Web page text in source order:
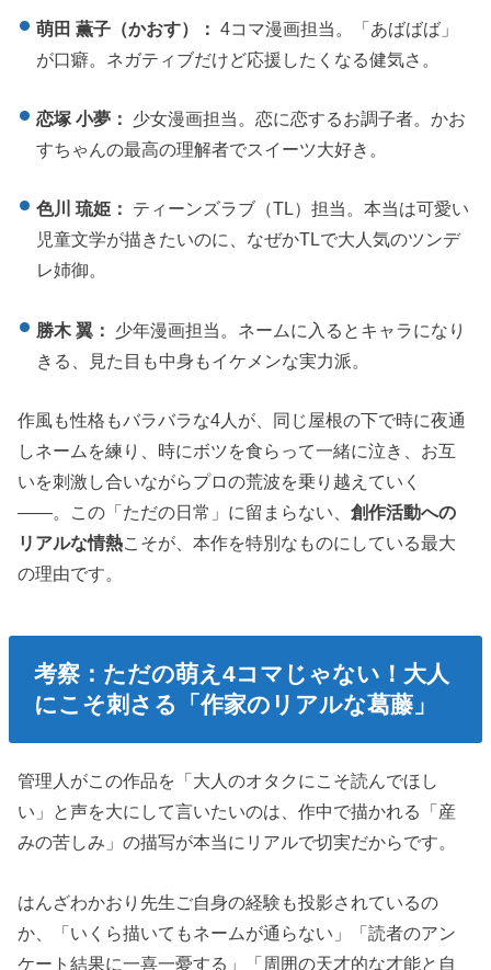
萌田 薫子（かおす）： 4コマ漫画担当。「あばばば」
が口癖。ネガティブだけど応援したくなる健気さ。
恋塚 小夢：
少女漫画担当。恋に恋するお調子者。かお
すちゃんの最高の理解者でスイーツ大好き。
色川 琉姫：
ティーンズラブ（TL）担当。本当は可愛い
児童文学が描きたいのに、なぜかTLで大人気のツンデ
レ姉御。
勝木 翼：
少年漫画担当。ネームに入るとキャラになり
きる、見た目も中身もイケメンな実力派。
作風も性格もバラバラな4人が、同じ屋根の下で時に夜通
しネームを練り、時にボツを食らって一緒に泣き、お互
いを刺激し合いながらプロの荒波を乗り越えていく
――。この「ただの日常」に留まらない、創作活動への
リアルな情熱こそが、本作を特別なものにしている最大
の理由です。
考察：ただの萌え4コマじゃない！大人
にこそ刺さる「作家のリアルな葛藤」
管理人がこの作品を「大人のオタクにこそ読んでほし
い」と声を大にして言いたいのは、作中で描かれる「産
みの苦しみ」の描写が本当にリアルで切実だからです。
はんざわかおり先生ご自身の経験も投影されているの
か、「いくら描いてもネームが通らない」「読者のアン
ケート結果に一喜一憂する」「周囲の天才的な才能と自